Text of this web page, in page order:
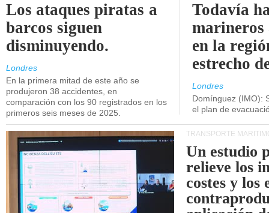
Los ataques piratas a
barcos siguen
disminuyendo.
Londres
En la primera mitad de este año se
produjeron 38 accidentes, en
comparación con los 90 registrados en los
primeros seis meses de 2025.
Todavía
marineros
en la
estrecho
Londres
Domínguez (IMO):
el plan de
TRANSPORTE
Un estudio
relieve los
costes y los